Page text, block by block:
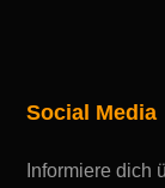
Social Media
Informiere dich